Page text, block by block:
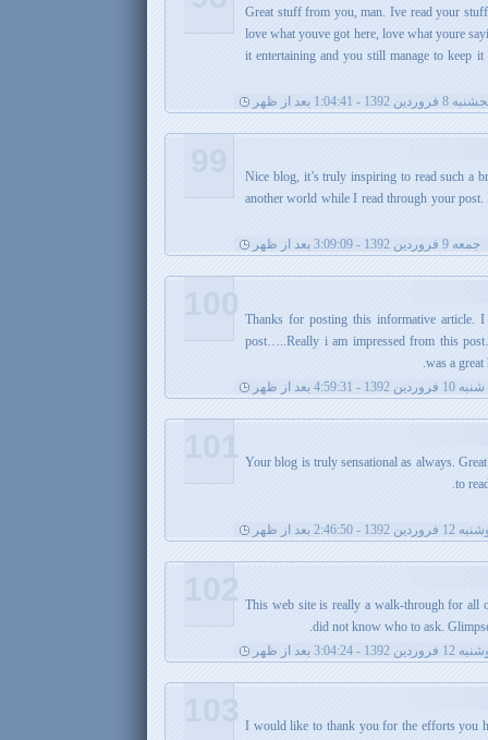
Great stuff from you, man. Ive read your
love what youve got here, love what youre
it entertaining and you still manage to keep
فروردین 1392 - 1:04:41 بعد از ظهر
. Nice blog, it’s truly inspiring to read such
another world while I read through your post.
جمعه 9 فروردین 1392 - 3:09:09 بعد از ظهر
Thanks for posting this informative article. I
post…..Really i am impressed from this
was a
شنبه 10 فروردین 1392 - 4:59:31 بعد از ظهر
100
. Your blog is truly sensational as always.
to
1392 - 2:46:50 بعد از ظهر
101
This web site is really a walk-through for all
did not know who to ask.
1392 - 3:04:24 بعد از ظهر
102
I would like to thank you for the efforts you
103